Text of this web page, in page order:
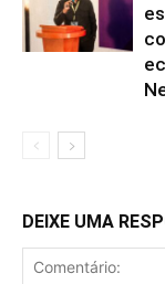
DEIXE UMA